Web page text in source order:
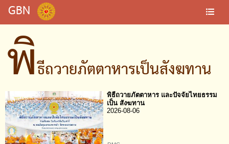
GBN
พิธีถวายภัตตาหารเป็นสังฆทาน
พิธีถวายภัตตาหาร และปัจจัยไทยธรรม
เป็น สังฆทาน
2026-08-06